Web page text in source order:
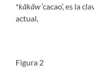
*käkäw‘cacao’, es la
actual,
Figura 2